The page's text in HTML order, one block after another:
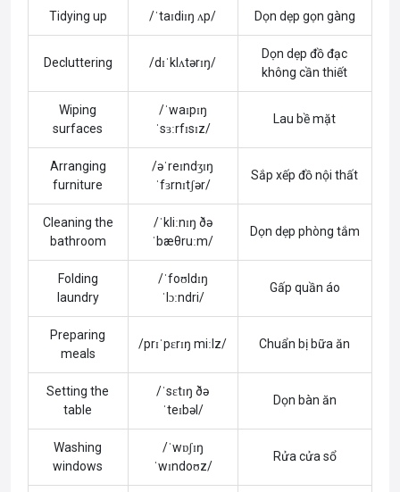
Tidying up /ˈtaɪdiɪŋ ʌp/ Dọn dẹp gọn gàng
Decluttering /dɪˈklʌtərɪŋ/
Dọn dẹp đồ đạc
không cần thiết
Wiping
surfaces
/ˈwaɪpɪŋ
ˈsɜːrfɪsɪz/
Lau bề mặt
Arranging
furniture
/əˈreɪndʒɪŋ
ˈfɜrnɪtʃər/
Sắp xếp đồ nội thất
Cleaning the
bathroom
/ˈkliːnɪŋ ðə
ˈbæθruːm/
Dọn dẹp phòng tắm
Folding
laundry
/ˈfoʊldɪŋ
ˈlɔːndri/
Gấp quần áo
Preparing
meals
/prɪˈpɛrɪŋ miːlz/ Chuẩn bị bữa ăn
Setting the
table
/ˈsɛtɪŋ ðə
ˈteɪbəl/
Dọn bàn ăn
Washing
windows
/ˈwɒʃɪŋ
ˈwɪndoʊz/
Rửa cửa sổ